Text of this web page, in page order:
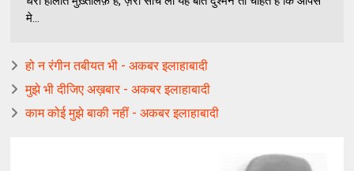
मे...
हो न रंगीन तबीयत भी - अकबर इलाहाबादी
मुझे भी दीजिए अख़बार - अकबर इलाहाबादी
काम कोई मुझे बाकी नहीं - अकबर इलाहाबादी